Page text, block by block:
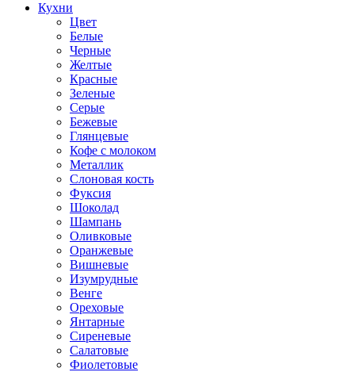
Кухни
Цвет
Белые
Черные
Желтые
Красные
Зеленые
Серые
Бежевые
Глянцевые
Кофе с молоком
Металлик
Слоновая кость
Фуксия
Шоколад
Шампань
Оливковые
Оранжевые
Вишневые
Изумрудные
Венге
Ореховые
Янтарные
Сиреневые
Салатовые
Фиолетовые